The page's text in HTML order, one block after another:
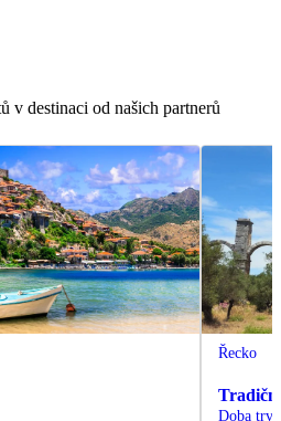
v destinaci od našich partnerů
Řecko
Doba